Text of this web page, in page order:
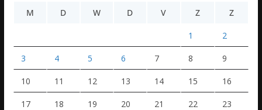
M
D W D V Z Z
1 2
3 4 5 6 7 8 9
10 11 12 13 14 15 16
17 18 19 20 21 22 23